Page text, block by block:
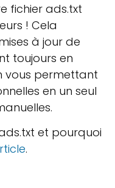
fichier ads.txt
! Cela
à jour de
toujours en
vous permettant
en un seul
et pourquoi
.